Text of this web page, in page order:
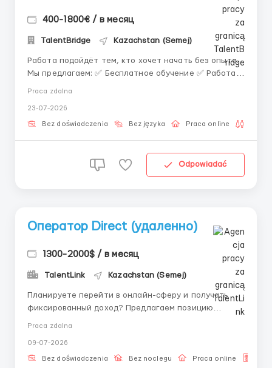
400-1800€ / в месяц
TalentBridge Kazachstan (Semej)
Работа подойдёт тем, кто хочет начать без опыта.
Мы предлагаем: ✅ Бесплатное обучение ✅ Работа
Внимательность • Желание работать Обязанности: •
Переписка с пол...
Praca zdalna
23-07-2026
Bez doświadczenia Bez języka Praca online
Odpowiadać
Оператор Direct (удаленно)
1300-2000$ / в месяц
TalentLink Kazachstan (Semej)
Планируете перейти в онлайн-сферу и получать
фиксированный доход? Предлагаем позицию
Предложение актуально для кандидатов,
нацеленных на удаленную работу, имеющих навыки
Praca zdalna
09-07-2026
Bez doświadczenia Bez noclegu Praca online